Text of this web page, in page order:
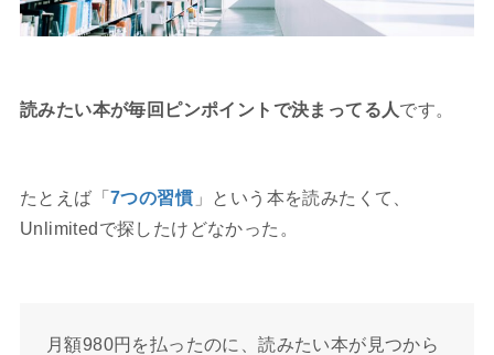
読みたい本が毎回ピンポイントで決まってる人です。
たとえば「 7つの習慣 」という本を読みたくて、
Unlimitedで探したけどなかった。
月額980円を払ったのに、読みたい本が見つから